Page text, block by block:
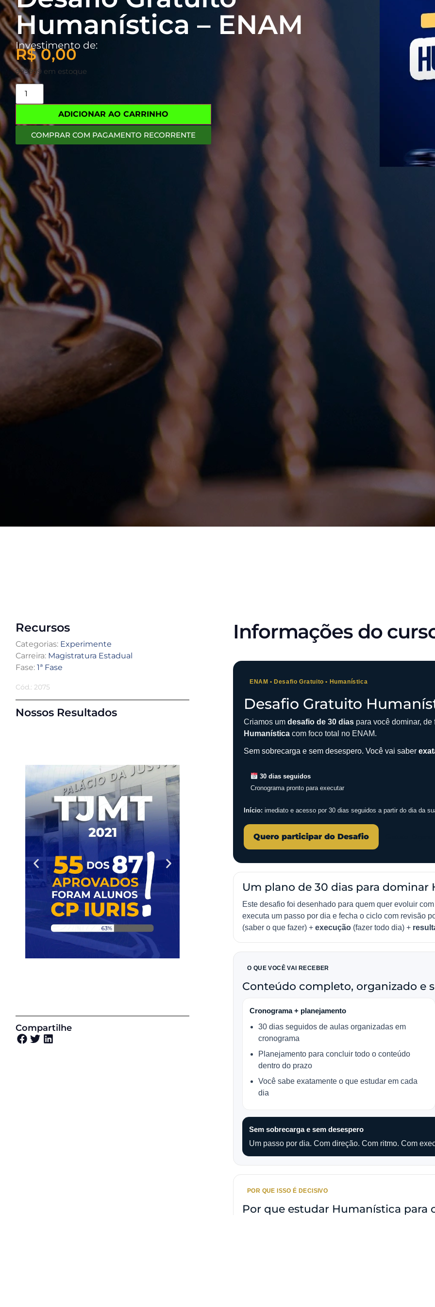
Humanística – ENAM
Investimento de:
R$0,00
999999 em estoque
ADICIONAR AO CARRINHO
COMPRAR COM PAGAMENTO RECORRENTE
Recursos
Categorias: Experimente
Carreira: Magistratura Estadual
Fase: 1ª Fase
Cód.: 2075
Nossos Resultados
Compartilhe
Informações do
ENAM • Desafio Gratuito • Humanística
Desafio Gratuito
Criamos um desafio de 30 dias para você dominar,
Humanística com foco total no ENAM.
Sem sobrecarga e sem desespero. Você vai saber
30 dias seguidos
Cronograma pronto para executar
Início: imediato e acesso por 30 dias seguidos a partir do dia da
Quero participar do Desafio
Um plano de 30 dias para dominar
Este desafio foi desenhado para quem quer evoluir
executa um passo por dia e fecha o ciclo com revisão
(saber o que fazer) + execução (fazer todo dia) +
O QUE VOCÊ VAI RECEBER
Conteúdo completo, organizado e
Cronograma + planejamento
30 dias seguidos de aulas organizadas em
cronograma
Planejamento para concluir todo o conteúdo
dentro do prazo
Você sabe exatamente o que estudar em cada
dia
Sem sobrecarga e sem desespero
Um passo por dia. Com direção. Com ritmo. Com
POR QUE ISSO É DECISIVO
Por que estudar Humanística para